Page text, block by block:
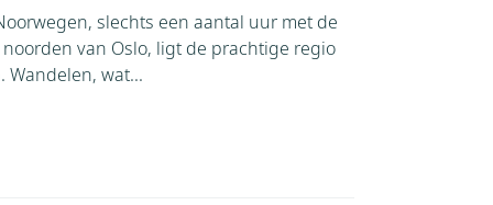
slechts een aantal uur met de
van Oslo, ligt de prachtige regio
Wandelen, wat...